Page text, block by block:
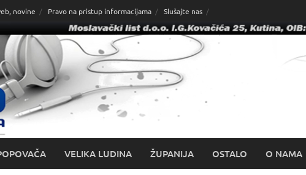
novine Pravo na pristup informacijama Slušajte nas
VELIKA LUDINA ŽUPANIJA OSTALO O NAMA